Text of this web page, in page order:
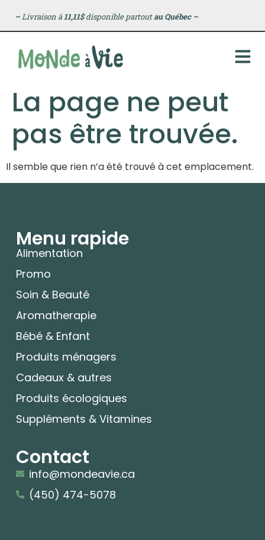
principal
–Livraison à11,11$disponible partoutau Québec –
La page ne peut
pas être trouvée.
Il semble que rien n’a été trouvé à cet emplacement.
Menu rapide
Alimentation
Promo
Soin & Beauté
Aromatherapie
Bébé & Enfant
Produits ménagers
Cadeaux & autres
Produits écologiques
Suppléments & Vitamines
Contact
info@mondeavie.ca
(450) 474-5078